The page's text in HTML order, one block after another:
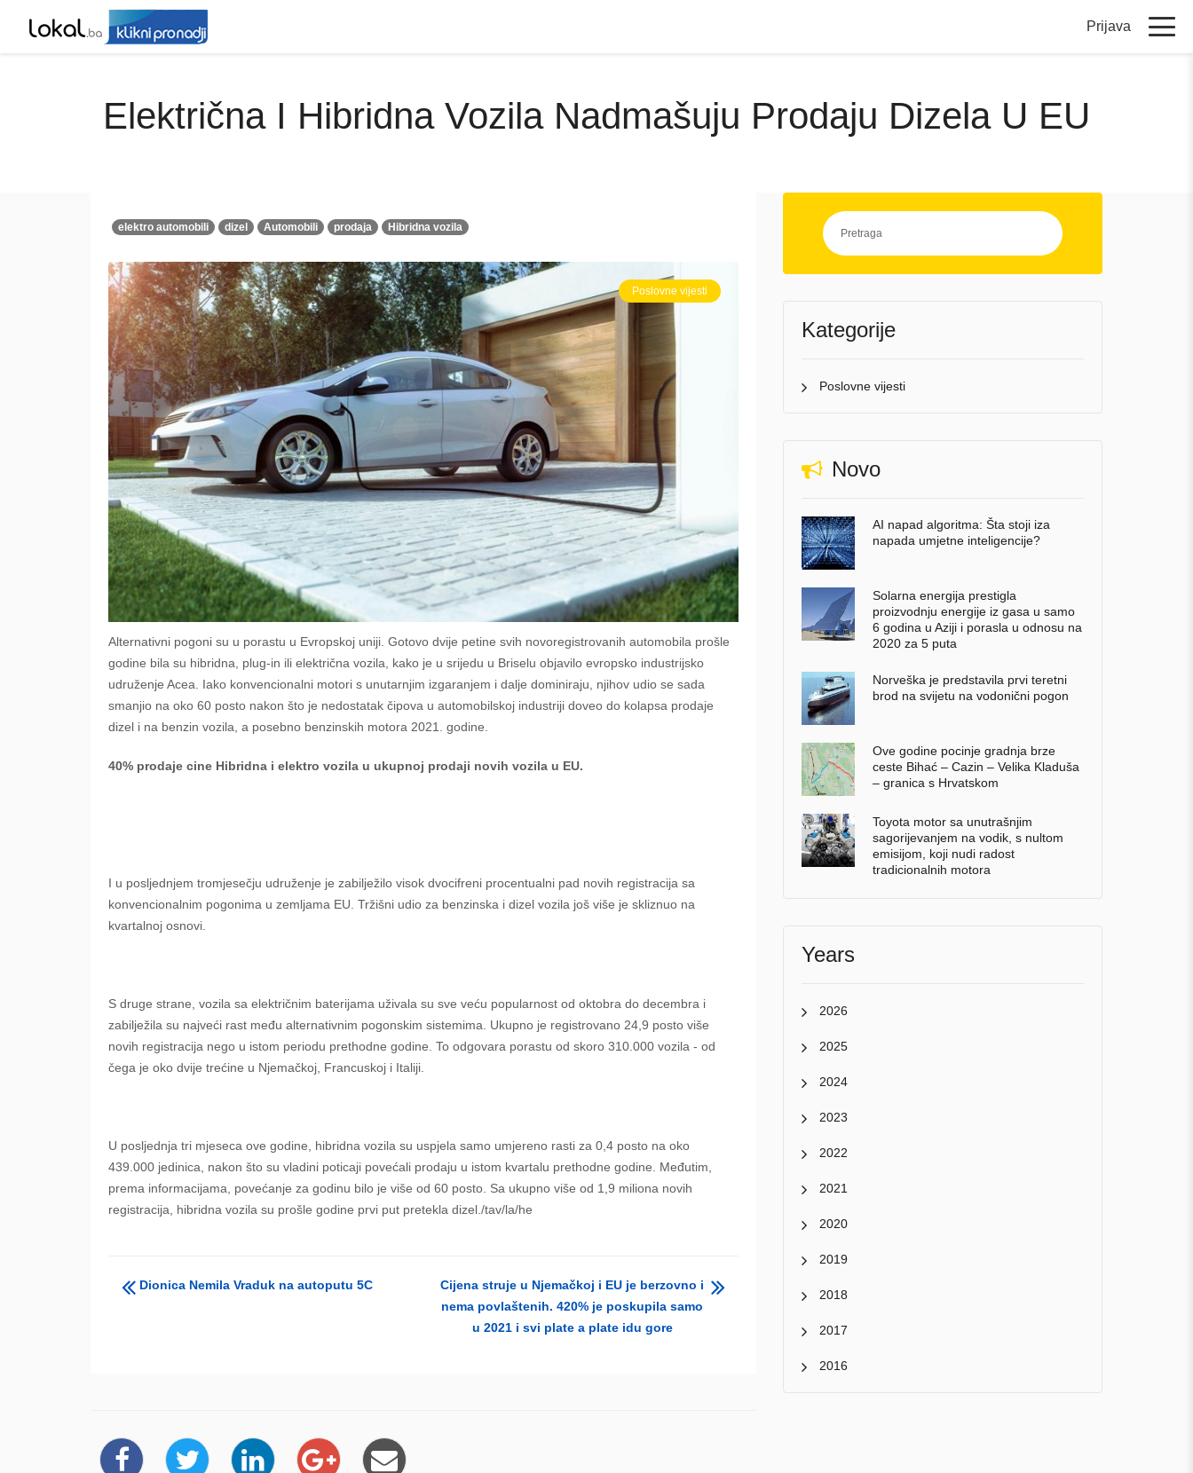
Prijava
Električna I Hibridna Vozila Nadmašuju Prodaju Dizela U EU
elektro automobili dizel Automobili prodaja Hibridna vozila
Poslovne vijesti
Alternativni pogoni su u porastu u Evropskoj uniji. Gotovo dvije petine svih novoregistrovanih automobila prošle
godine bila su hibridna, plug-in ili električna vozila, kako je u srijedu u Briselu objavilo evropsko industrijsko
udruženje Acea. Iako konvencionalni motori s unutarnjim izgaranjem i dalje dominiraju, njihov udio se sada
smanjio na oko 60 posto nakon što je nedostatak čipova u automobilskoj industriji doveo do kolapsa prodaje
dizel i na benzin vozila, a posebno benzinskih motora 2021. godine.
40% prodaje cine Hibridna i elektro vozila u ukupnoj prodaji novih vozila u EU.
I u posljednjem tromjesečju udruženje je zabilježilo visok dvocifreni procentualni pad novih registracija sa
konvencionalnim pogonima u zemljama EU. Tržišni udio za benzinska i dizel vozila još više je skliznuo na
kvartalnoj osnovi.
S druge strane, vozila sa električnim baterijama uživala su sve veću popularnost od oktobra do decembra i
zabilježila su najveći rast među alternativnim pogonskim sistemima. Ukupno je registrovano 24,9 posto više
novih registracija nego u istom periodu prethodne godine. To odgovara porastu od skoro 310.000 vozila - od
čega je oko dvije trećine u Njemačkoj, Francuskoj i Italiji.
U posljednja tri mjeseca ove godine, hibridna vozila su uspjela samo umjereno rasti za 0,4 posto na oko
439.000 jedinica, nakon što su vladini poticaji povećali prodaju u istom kvartalu prethodne godine. Međutim,
prema informacijama, povećanje za godinu bilo je više od 60 posto. Sa ukupno više od 1,9 miliona novih
registracija, hibridna vozila su prošle godine prvi put pretekla dizel./tav/la/he
Dionica Nemila Vraduk na autoputu 5C
Cijena struje u Njemačkoj i EU je berzovno i
nema povlaštenih. 420% je poskupila samo
u 2021 i svi plate a plate idu gore
Kategorije
Poslovne vijesti
Novo
AI napad algoritma: Šta stoji iza
napada umjetne inteligencije?
Solarna energija prestigla
proizvodnju energije iz gasa u samo
6 godina u Aziji i porasla u odnosu na
2020 za 5 puta
Norveška je predstavila prvi teretni
brod na svijetu na vodonični pogon
Ove godine pocinje gradnja brze
ceste Bihać – Cazin – Velika Kladuša
– granica s Hrvatskom
Toyota motor sa unutrašnjim
sagorijevanjem na vodik, s nultom
emisijom, koji nudi radost
tradicionalnih motora
Years
2026
2025
2024
2023
2022
2021
2020
2019
2018
2017
2016